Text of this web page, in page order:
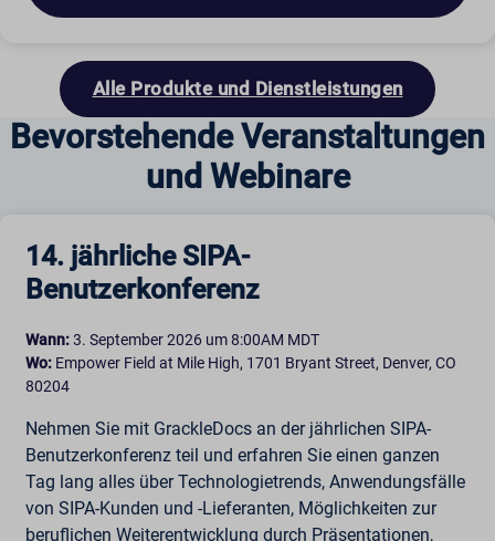
Alle Produkte und Dienstleistungen
Bevorstehende Veranstaltungen
und Webinare
14. jährliche SIPA-
Benutzerkonferenz
Wann:3. September 2026 um 8:00AM MDT
Wo:Empower Field at Mile High, 1701 Bryant Street, Denver, CO
80204
Nehmen Sie mit GrackleDocs an der jährlichen SIPA-
Benutzerkonferenz teil und erfahren Sie einen ganzen
Tag lang alles über Technologietrends, Anwendungsfälle
von SIPA-Kunden und -Lieferanten, Möglichkeiten zur
beruflichen Weiterentwicklung durch Präsentationen,